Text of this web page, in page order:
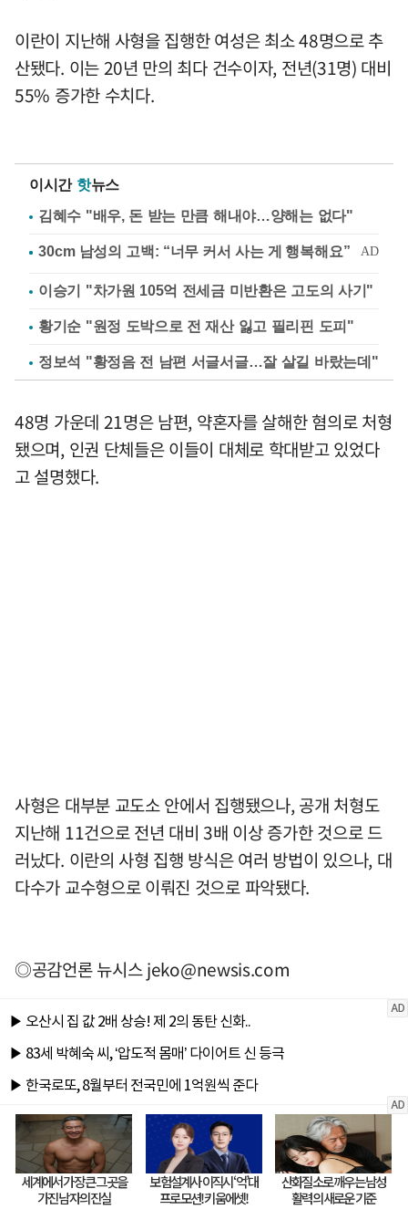
이란이 지난해 사형을 집행한 여성은 최소 48명으로 추
산됐다. 이는 20년 만의 최다 건수이자, 전년(31명) 대비
55% 증가한 수치다.
이시간 핫뉴스
김혜수 "배우, 돈 받는 만큼 해내야…양해는 없다"
이승기 "차가원 105억 전세금 미반환은 고도의 사기"
황기순 "원정 도박으로 전 재산 잃고 필리핀 도피"
정보석 "황정음 전 남편 서글서글…잘 살길 바랐는데"
48명 가운데 21명은 남편, 약혼자를 살해한 혐의로 처형
됐으며, 인권 단체들은 이들이 대체로 학대받고 있었다
고 설명했다.
사형은 대부분 교도소 안에서 집행됐으나, 공개 처형도
지난해 11건으로 전년 대비 3배 이상 증가한 것으로 드
러났다. 이란의 사형 집행 방식은 여러 방법이 있으나, 대
다수가 교수형으로 이뤄진 것으로 파악됐다.
◎공감언론 뉴시스jeko@newsis.com